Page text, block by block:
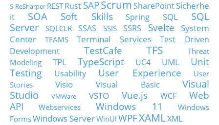
s ReSharper RESTRust SAPScrum SharePointSicherhe
it
SOA Soft Skills Spring SQL
SQL
Server
SQLCLR SSAS SSIS SSRS Svelte
System
Center
TEAMS Terminal Services
Test Driven
Development
TestCafe TFS
Threat
Modeling
TPL TypeScript UC4 UML
Unit
Testing
Usability User Experience
User
Stories
Visio Visual Basic
Visual
Studio
VMWare VSTO Vue.js WCF
Web
API
Webservices Windows 11
Windows
FormsWindows ServerWinUI WPFXAMLXML